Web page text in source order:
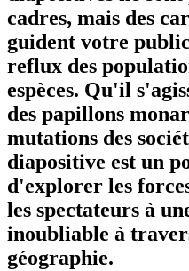
cadres, mais des
guident votre
reflux des
espèces. Qu'il
des papillons
mutations des
diapositive est un
d'explorer les
les spectateurs à
inoubliable à
géographie.